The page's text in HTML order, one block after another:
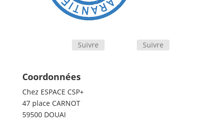
Suivre Suivre
Coordonnées
Chez ESPACE CSP+
47 place CARNOT
59500 DOUAI